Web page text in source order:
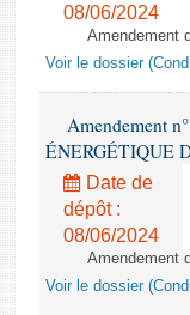
08/06/2024
Amendement
Voir le dossier
Amendement
ÉNERGÉTIQUE
Date de
dépôt :
08/06/2024
Amendement
Voir le dossier